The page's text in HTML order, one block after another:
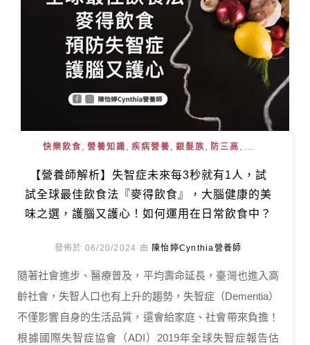
快樂飲食 營養知識 疾病營養 銀髮族 防三高
【營養師解析】失智症未來每3秒就有1人，試
試全球最佳飲食法『麥得飲食』，大腦健康的美
味之選，護腦又護心！如何運用在日常飲食中？
發佈於 06/20/2024 由 陳怡婷Cynthia營養師
隨著社會進步、醫療普及，平均壽命延長，臺灣也進入高
齡社會，失智人口也有上升的趨勢，失智症（Dementia）
不僅影響自身的生活品質，還會給家庭、社會帶來負擔！
根據國際失智症協會（ADI）2019年全球失智症報告估